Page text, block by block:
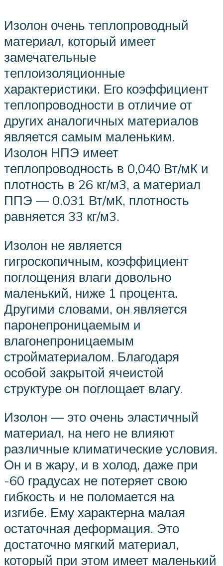
Изолон очень теплопроводный
материал, который имеет
замечательные
теплоизоляционные
характеристики. Его коэффициент
теплопроводности в отличие от
других аналогичных материалов
является самым маленьким.
Изолон НПЭ имеет
теплопроводность в 0,040 Вт/мК и
плотность в 26 кг/м3, а материал
ППЭ — 0.031 Вт/мК, плотность
равняется 33 кг/м3.
Изолон не является
гигроскопичным, коэффициент
поглощения влаги довольно
маленький, ниже 1 процента.
Другими словами, он является
паронепроницаемым и
влагонепроницаемым
стройматериалом. Благодаря
особой закрытой ячеистой
структуре он поглощает влагу.
Изолон — это очень эластичный
материал, на него не влияют
различные климатические условия.
Он и в жару, и в холод, даже при
-60 градусах не потеряет свою
гибкость и не поломается на
изгибе. Ему характерна малая
остаточная деформация. Это
достаточно мягкий материал,
который при этом имеет маленький